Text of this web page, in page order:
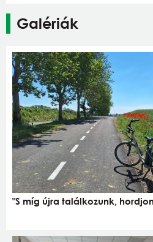
Galériák
"S míg újra találkozunk,